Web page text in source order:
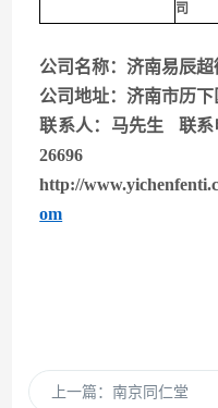
司
公司名称：济南易辰
公司地址：济南市历下
联系人：马先生 联系
26696
http://
om
上一篇： 南京同仁堂